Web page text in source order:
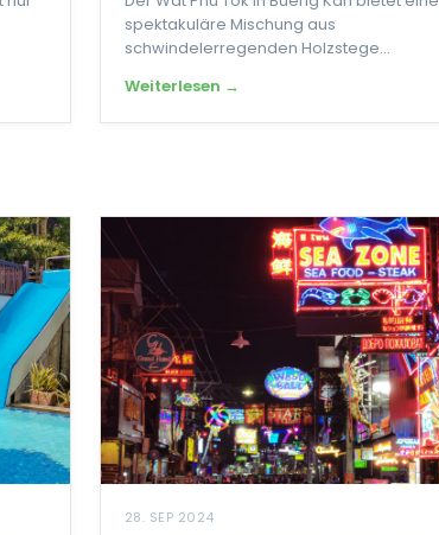
spektakuläre Mischung aus
schwindelerregenden Holzstege...
Weiterlesen →
28. SEP 2024